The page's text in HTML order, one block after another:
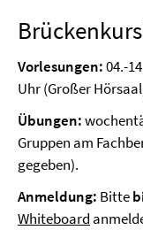
Vorlesungen:04.-
Uhr (Großer
Übungen:
Gruppen am
gegeben).
Anmeldung: Bitte
Whiteboard